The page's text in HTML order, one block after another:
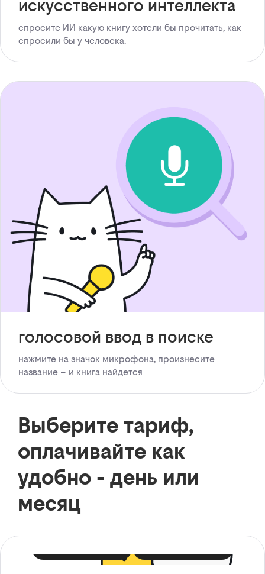
искусственного интеллекта
спросите ИИ какую книгу хотели бы прочитать, как
спросили бы у человека.
голосовой ввод в поиске
нажмите на значок микрофона, произнесите
название – и книга найдется
Выберите тариф,
оплачивайте как
удобно - день или
месяц